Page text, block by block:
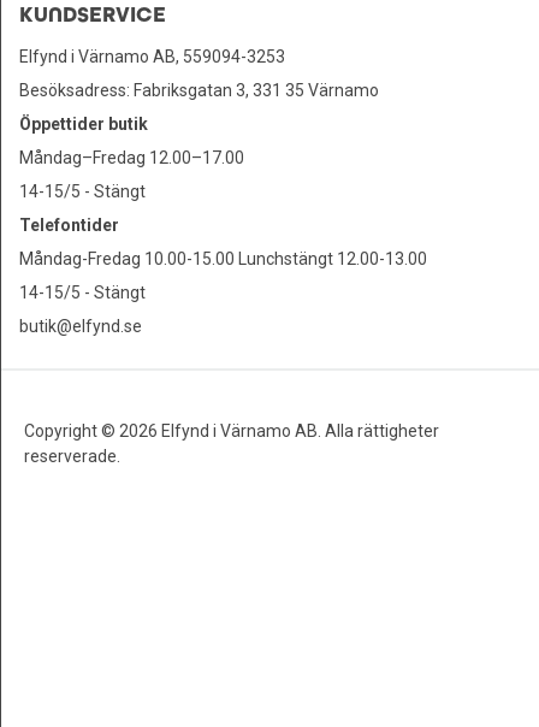
KUNDSERVICE
Elfynd i Värnamo AB, 559094-3253
Besöksadress: Fabriksgatan 3, 331 35 Värnamo
Öppettider butik
Måndag–Fredag 12.00–17.00
14-15/5 - Stängt
Telefontider
Måndag-Fredag 10.00-15.00 Lunchstängt 12.00-13.00
14-15/5 - Stängt
butik@elfynd.se
Copyright © 2026 Elfynd i Värnamo AB. Alla rättigheter
reserverade.